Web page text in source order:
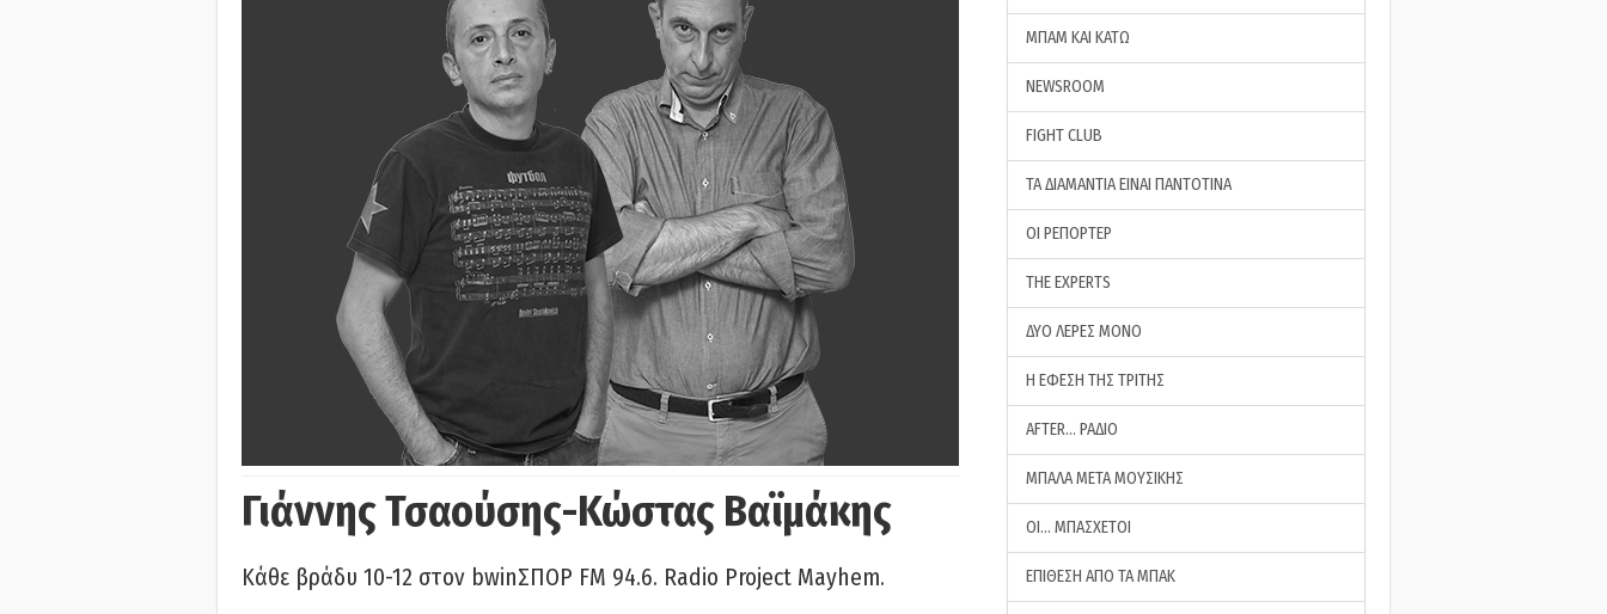
Γιάννης Τσαούσης-Κώστας Βαϊμάκης
Κάθε βράδυ 10-12 στον bwinΣΠΟΡ FM 94.6. Radio Project Mayhem.
ΜΠΑΜ ΚΑΙ ΚΑΤΩ
NEWSROOM
FIGHT CLUB
ΤΑ ΔΙΑΜΑΝΤΙΑ ΕΙΝΑΙ ΠΑΝΤΟΤΙΝΑ
ΟΙ ΡΕΠΟΡΤΕΡ
THE EXPERTS
ΔΥΟ ΛΕΡΕΣ ΜΟΝΟ
Η ΕΦΕΣΗ ΤΗΣ ΤΡΙΤΗΣ
AFTER… ΡΑΔΙΟ
ΜΠΑΛΑ ΜΕΤΑ ΜΟΥΣΙΚΗΣ
ΟΙ… ΜΠΑΣΧΕΤΟΙ
ΕΠΙΘΕΣΗ ΑΠΟ ΤΑ ΜΠΑΚ